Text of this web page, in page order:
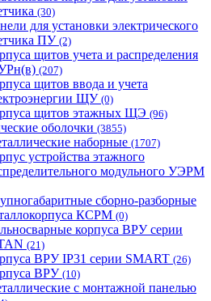
(30)
для установки электрического
ПУ (2)
щитов учета и распределения
(207)
щитов ввода и учета
ЩУ (0)
щитов этажных ЩЭ (96)
оболочки (3855)
наборные (1707)
устройства этажного
модульного УЭРМ
сборно-разборные
КСРМ (0)
корпуса ВРУ серии
(21)
ВРУ IP31 серии SMART (26)
ВРУ(10)
с монтажной панелью